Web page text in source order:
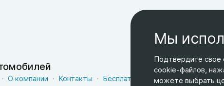
О компании Контакты Бесплатная доставка
Оферта
Мы
Подтвердите свое
cookie-файлов,
можете выбрать